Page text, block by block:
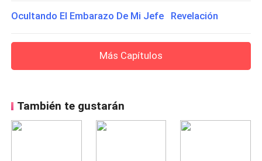
Ocultando El Embarazo De Mi Jefe Revelación
Más Capítulos
También te gustarán